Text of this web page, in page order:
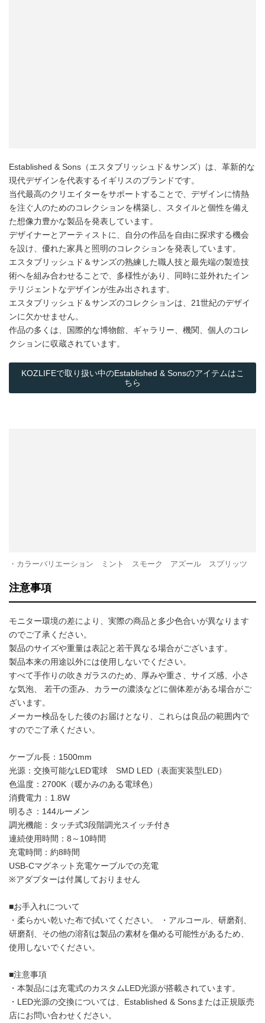
Established & Sons（エスタブリッシュド＆サンズ）は、革新的な
現代デザインを代表するイギリスのブランドです。
当代最高のクリエイターをサポートすることで、デザインに情熱
を注ぐ人のためのコレクションを構築し、スタイルと個性を備え
た想像力豊かな製品を発表しています。
デザイナーとアーティストに、自分の作品を自由に探求する機会
を設け、優れた家具と照明のコレクションを発表しています。
エスタブリッシュド＆サンズの熟練した職人技と最先端の製造技
術へを組み合わせることで、多様性があり、同時に並外れたイン
テリジェントなデザインが生み出されます。
エスタブリッシュド＆サンズのコレクションは、21世紀のデザイ
ンに欠かせません。
作品の多くは、国際的な博物館、ギャラリー、機関、個人のコレ
クションに収蔵されています。
KOZLIFEで取り扱い中のEstablished & Sonsのアイテムはこ
ちら
・カラーバリエーション ミント スモーク アズール スプリッツ
注意事項
モニター環境の差により、実際の商品と多少色合いが異なります
のでご了承ください。
製品のサイズや重量は表記と若干異なる場合がございます。
製品本来の用途以外には使用しないでください。
すべて手作りの吹きガラスのため、厚みや重さ、サイズ感、小さ
な気泡、 若干の歪み、カラーの濃淡などに個体差がある場合がご
ざいます。
メーカー検品をした後のお届けとなり、これらは良品の範囲内で
すのでご了承ください。
ケーブル長：1500mm
光源：交換可能なLED電球 SMD LED（表面実装型LED）
色温度：2700K（暖かみのある電球色）
消費電力：1.8W
明るさ：144ルーメン
調光機能：タッチ式3段階調光スイッチ付き
連続使用時間：8～10時間
充電時間：約8時間
USB-Cマグネット充電ケーブルでの充電
※アダプターは付属しておりません
■お手入れについて
・柔らかい乾いた布で拭いてください。 ・アルコール、研磨剤、
研磨剤、その他の溶剤は製品の素材を傷める可能性があるため、
使用しないでください。
■注意事項
・本製品には充電式のカスタムLED光源が搭載されています。
・LED光源の交換については、Established & Sonsまたは正規販売
店にお問い合わせください。